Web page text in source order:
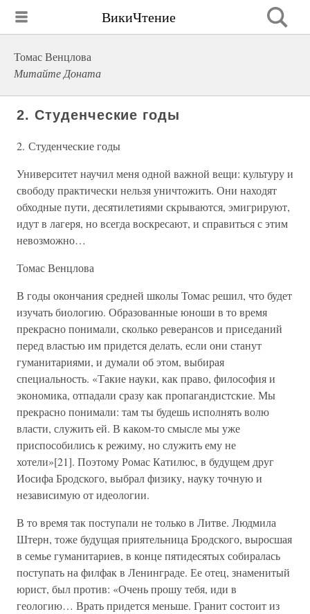
ВикиЧтение
Томас Венцлова
Митайте Доната
2. Студенческие годы
2. Студенческие годы
Университет научил меня одной важной вещи: культуру и
свободу практически нельзя уничтожить. Они находят
обходные пути, десятилетиями скрываются, эмигрируют,
идут в лагеря, но всегда воскресают, и справиться с этим
невозможно…
Томас Венцлова
В годы окончания средней школы Томас решил, что будет
изучать биологию. Образованные юноши в то время
прекрасно понимали, сколько реверансов и приседаний
перед властью им придется делать, если они станут
гуманитариями, и думали об этом, выбирая
специальность. «Такие науки, как право, философия и
экономика, отпадали сразу как пропагандистские. Мы
прекрасно понимали: там ты будешь исполнять волю
власти, служить ей. В каком-то смысле мы уже
приспособились к режиму, но служить ему не
хотели»[21]. Поэтому Ромас Катилюс, в будущем друг
Иосифа Бродского, выбрал физику, науку точную и
независимую от идеологии.
В то время так поступали не только в Литве. Людмила
Штерн, тоже будущая приятельница Бродского, выросшая
в семье гуманитариев, в конце пятидесятых собиралась
поступать на филфак в Ленинграде. Ее отец, знаменитый
юрист, был против: «Очень прошу тебя, иди в
геологию… Врать придется меньше. Гранит состоит из